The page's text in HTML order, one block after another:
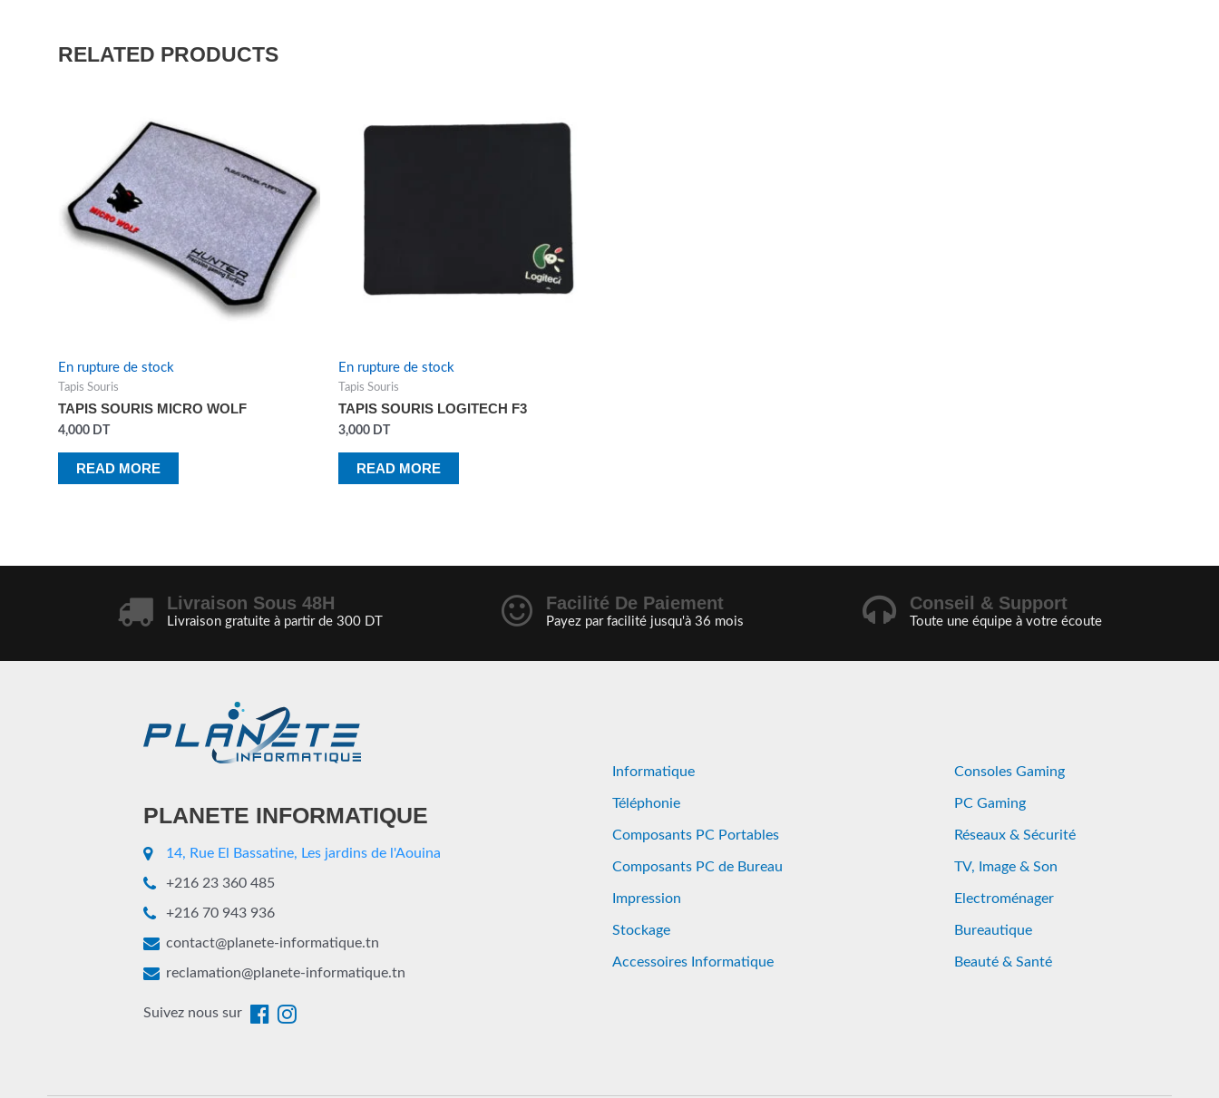
RELATED PRODUCTS
En rupture de stock
Tapis Souris
TAPIS SOURIS MICRO WOLF
4,000 DT
READ MORE
En rupture de stock
Tapis Souris
TAPIS SOURIS LOGITECH F3
3,000 DT
READ MORE
Livraison Sous 48H
Livraison gratuite à partir de 300 DT
Facilité De Paiement
Payez par facilité jusqu'à 36 mois
Conseil & Support
Toute une équipe à votre écoute
PLANETE INFORMATIQUE
14, Rue El Bassatine, Les jardins de l'Aouina
+216 23 360 485
+216 70 943 936
contact@planete-informatique.tn
reclamation@planete-informatique.tn
Suivez nous sur
Informatique
Téléphonie
Composants PC Portables
Composants PC de Bureau
Impression
Stockage
Accessoires Informatique
Consoles Gaming
PC Gaming
Réseaux & Sécurité
TV, Image & Son
Electroménager
Bureautique
Beauté & Santé